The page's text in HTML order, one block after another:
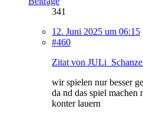
341
12. Juni 2025 um 06:15
#460
Zitat von
wir spielen nur besser
da nd das spiel machen
konter lauern